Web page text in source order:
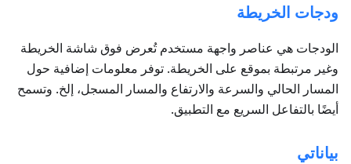
ودجات الخريطة
الودجات هي عناصر واجهة مستخدم تُعرض فوق شاشة الخريطة
وغير مرتبطة بموقع على الخريطة. توفر معلومات إضافية حول
المسار الحالي والسرعة والارتفاع والمسار المسجل، إلخ. وتسمح
أيضًا بالتفاعل السريع مع التطبيق.
بياناتي